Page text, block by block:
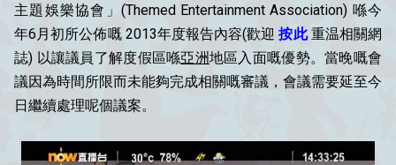
主題娛樂協會」(Themed Entertainment Association) 喺今
年6月初所公佈嘅 2013年度報告內容(歡迎按此重温相關網
誌) 以讓議員了解度假區喺亞洲地區入面嘅優勢。當晚嘅會
議因為時間所限而未能夠完成相關嘅審議，會議需要延至今
日繼續處理呢個議案。